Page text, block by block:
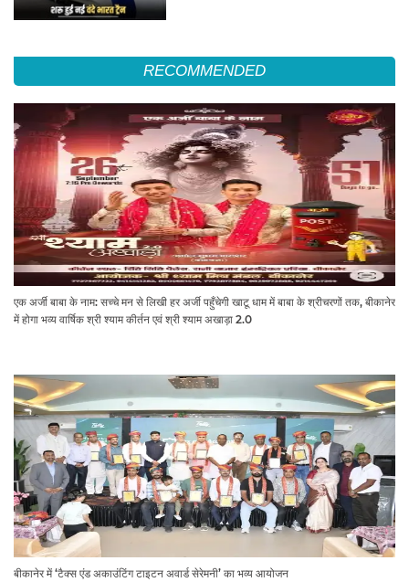
RECOMMENDED
एक अर्जी बाबा के नाम: सच्चे मन से लिखी हर अर्जी पहुँचेगी खाटू धाम में बाबा के श्रीचरणों तक, बीकानेर
में होगा भव्य वार्षिक श्री श्याम कीर्तन एवं श्री श्याम अखाड़ा 2.0
बीकानेर में ‘टैक्स एंड अकाउंटिंग टाइटन अवार्ड सेरेमनी’ का भव्य आयोजन